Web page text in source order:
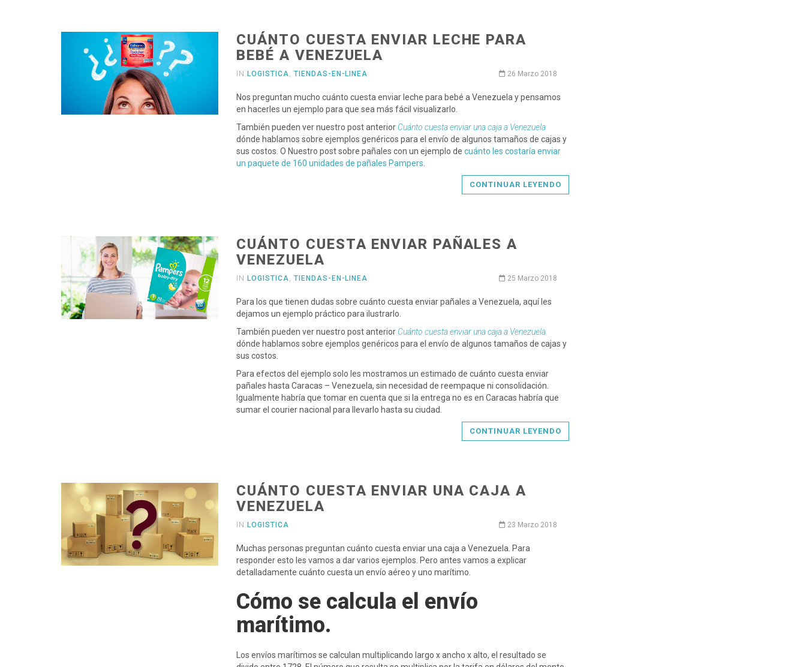
CUÁNTO CUESTA ENVIAR LECHE PARA
BEBÉ A VENEZUELA
IN LOGISTICA, TIENDAS-EN-LINEA 26 Marzo 2018
Nos preguntan mucho cuánto cuesta enviar leche para bebé a Venezuela y pensamos
en hacerles un ejemplo para que sea más fácil visualizarlo.
También pueden ver nuestro post anterior Cuánto cuesta enviar una caja a Venezuela
dónde hablamos sobre ejemplos genéricos para el envío de algunos tamaños de cajas y
sus costos. O Nuestro post sobre pañales con un ejemplo decuánto les costaría enviar
un paquete de 160 unidades de pañales Pampers
CONTINUAR LEYENDO
CUÁNTO CUESTA ENVIAR PAÑALES A
VENEZUELA
IN LOGISTICA, TIENDAS-EN-LINEA 25 Marzo 2018
Para los que tienen dudas sobre cuánto cuesta enviar pañales a Venezuela, aquí les
dejamos un ejemplo práctico para ilustrarlo.
También pueden ver nuestro post anterior Cuánto cuesta enviar una caja a Venezuela
dónde hablamos sobre ejemplos genéricos para el envío de algunos tamaños de cajas y
sus costos.
Para efectos del ejemplo solo les mostramos un estimado de cuánto cuesta enviar
pañales hasta Caracas – Venezuela, sin necesidad de reempaque ni consolidación.
Igualmente habría que tomar en cuenta que si la entrega no es en Caracas habría que
sumar el courier nacional para llevarlo hasta su ciudad.
CONTINUAR LEYENDO
CUÁNTO CUESTA ENVIAR UNA CAJA A
VENEZUELA
IN LOGISTICA 23 Marzo 2018
Muchas personas preguntan cuánto cuesta enviar una caja a Venezuela. Para
responder esto les vamos a dar varios ejemplos. Pero antes vamos a explicar
detalladamente cuánto cuesta un envío aéreo y uno marítimo.
Cómo se calcula el envío
marítimo.
Los envíos marítimos se calculan multiplicando largo x ancho x alto, el resultado se